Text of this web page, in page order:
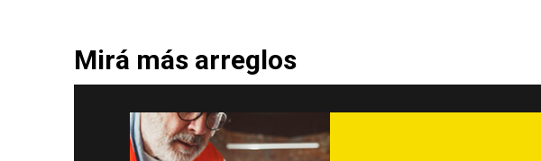
Mirá más arreglos